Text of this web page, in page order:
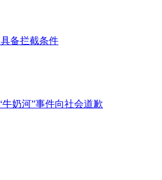
备拦截条件
奶河”事件向社会道歉
可能不复存在